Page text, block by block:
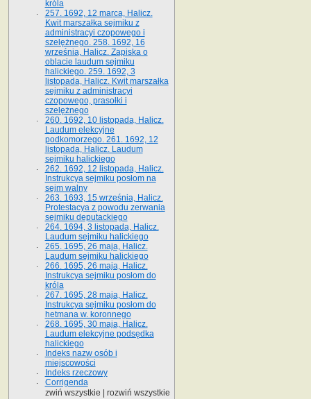
króla
257. 1692, 12 marca, Halicz.
Kwit marszałka sejmiku z
administracyi czopowego i
szelężnego. 258. 1692, 16
września, Halicz. Zapiska o
oblacie laudum sejmiku
halickiego. 259. 1692, 3
listopada, Halicz. Kwit marszałka
sejmiku z administracyi
czopowego, prasołki i
szelężnego
260. 1692, 10 listopada, Halicz.
Laudum elekcyjne
podkomorzego. 261. 1692, 12
listopada, Halicz. Laudum
sejmiku halickiego
262. 1692, 12 listopada, Halicz.
Instrukcya sejmiku posłom na
sejm walny
263. 1693, 15 września, Halicz.
Protestacya z powodu zerwania
sejmiku deputackiego
264. 1694, 3 listopada, Halicz.
Laudum sejmiku halickiego
265. 1695, 26 maja, Halicz.
Laudum sejmiku halickiego
266. 1695, 26 maja, Halicz.
Instrukcya sejmiku posłom do
króla
267. 1695, 28 maja, Halicz.
Instrukcya sejmiku posłom do
hetmana w. koronnego
268. 1695, 30 maja, Halicz.
Laudum elekcyjne podsędka
halickiego
Indeks nazw osób i
miejscowości
Indeks rzeczowy
Corrigenda
zwiń wszystkie
rozwiń wszystkie